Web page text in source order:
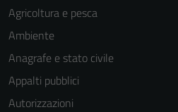
Agricoltura e pesca
Ambiente
Anagrafe e stato civile
Appalti pubblici
Autorizzazioni